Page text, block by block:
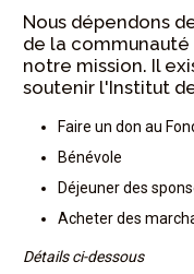
Nous dépendons
de la
notre mission. Il
soutenir l'Institut
Faire un don au
Bénévole
Déjeuner des
Acheter des
Détails ci-dessous